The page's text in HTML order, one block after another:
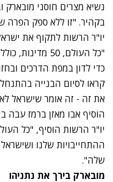
נשיא מצרים חוסני מובארק
בקהיר. "זו ללא ספק הפרה
יו"ר הרשות לתקוף את
"כל העולם, 50
כדי לדון במפת הדרכים
קראו לסיום הבנייה
את זה - זה אומר שישראל לא
הוסיף אבו מאזן ברמז עבה
יו"ר הרשות הוסיף, "כל
ההתחייבויות שלנו
שלה".
מובארק בירך את נתניהו